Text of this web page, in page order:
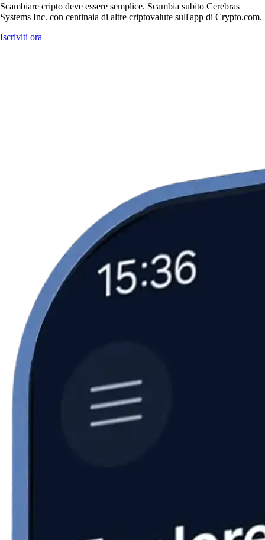
Scambiare cripto deve essere semplice. Scambia subito Cerebras
Systems Inc. con centinaia di altre criptovalute sull'app di Crypto.com.
Iscriviti ora